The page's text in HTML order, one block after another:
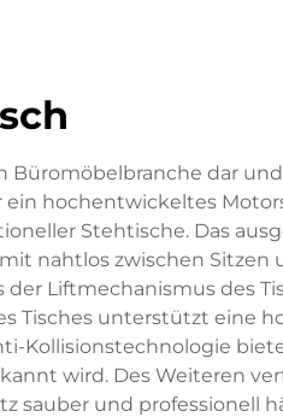
Büromöbelbranche dar
hochentwickeltes
Stehtische. Das
nahtlos zwischen Sitzen
Liftmechanismus des
Tisches unterstützt eine
Kollisionstechnologie
wird. Des Weiteren
sauber und professionell